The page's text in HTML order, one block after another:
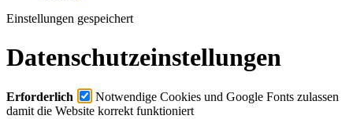
Einstellungen gespeichert
Datenschutzeinstellungen
Erforderlich
Notwendige Cookies und Google Fonts zulassen
damit die Website korrekt funktioniert